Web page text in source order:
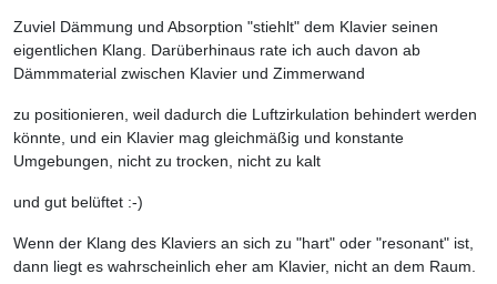
Zuviel Dämmung und Absorption "stiehlt" dem Klavier seinen
eigentlichen Klang. Darüberhinaus rate ich auch davon ab
Dämmmaterial zwischen Klavier und Zimmerwand
zu positionieren, weil dadurch die Luftzirkulation behindert werden
könnte, und ein Klavier mag gleichmäßig und konstante
Umgebungen, nicht zu trocken, nicht zu kalt
und gut belüftet :-)
Wenn der Klang des Klaviers an sich zu "hart" oder "resonant" ist,
dann liegt es wahrscheinlich eher am Klavier, nicht an dem Raum.